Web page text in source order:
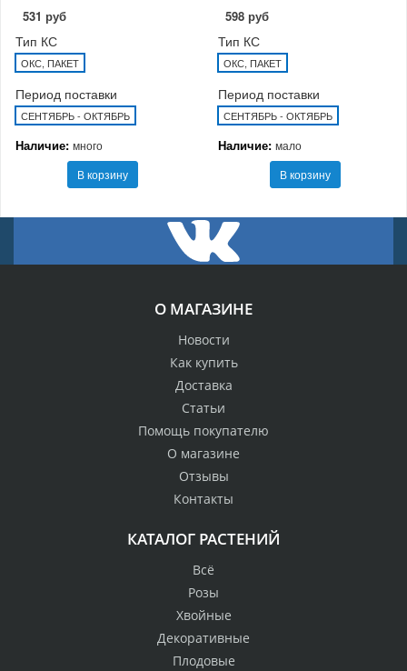
531 руб
Тип КС
ОКС, ПАКЕТ
Период поставки
СЕНТЯБРЬ - ОКТЯБРЬ
Наличие: много
В корзину
598 руб
Тип КС
ОКС, ПАКЕТ
Период поставки
СЕНТЯБРЬ - ОКТЯБРЬ
Наличие: мало
В корзину
О МАГАЗИНЕ
Новости
Как купить
Доставка
Статьи
Помощь покупателю
О магазине
Отзывы
Контакты
КАТАЛОГ РАСТЕНИЙ
Всё
Розы
Хвойные
Декоративные
Плодовые